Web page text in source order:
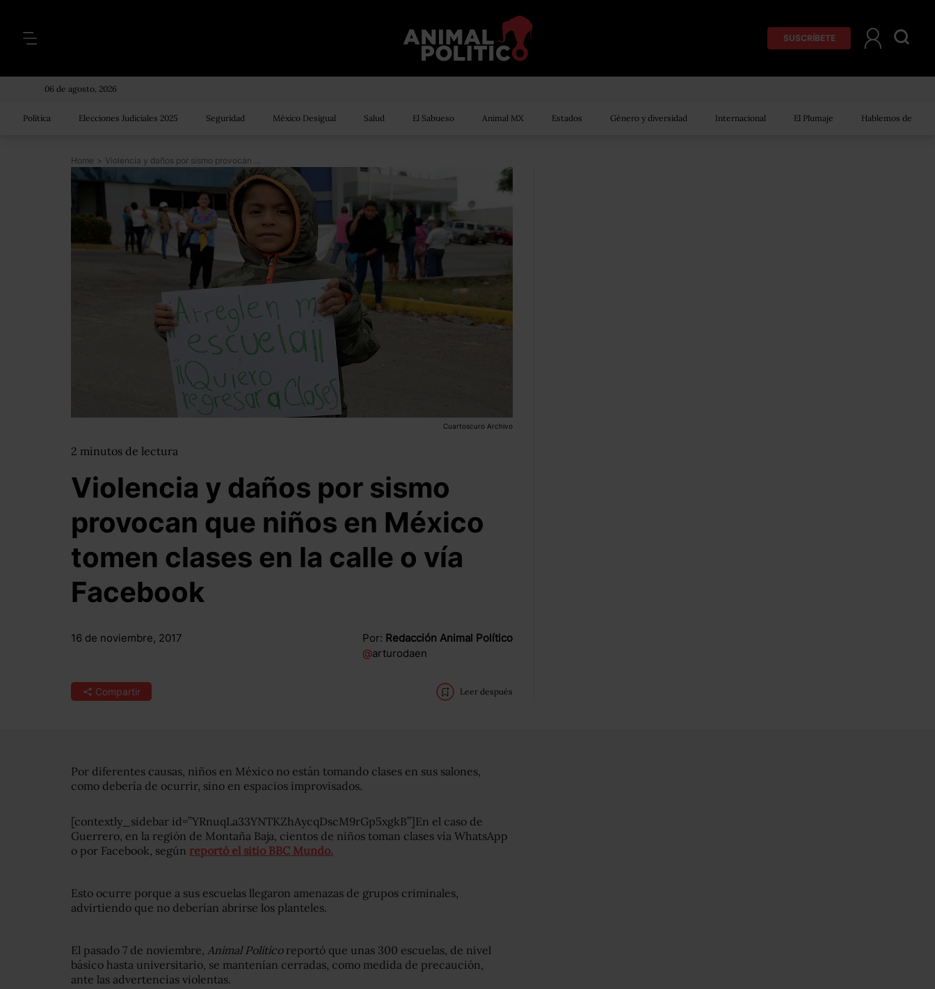
SUSCRÍBETE
06 de agosto, 2026
Política Elecciones Judiciales 2025 Seguridad México Desigual Salud El Sabueso Animal MX Estados Género y diversidad Internacional El Plumaje Hablemos de
Home > Violencia y daños por sismo provocan que niños en México tomen clases en la calle o vía Facebook
Cuartoscuro Archivo
2 minutos de lectura
Violencia y daños por sismo
provocan que niños en México
tomen clases en la calle o vía
Facebook
16 de noviembre, 2017 Por: Redacción Animal Político
@arturodaen
Compartir Leer después
Por diferentes causas, niños en México no están tomando clases en sus salones,
como debería de ocurrir, sino en espacios improvisados.
[contextly_sidebar id=”YRnuqLa33YNTKZhAycqDscM9rGp5xgkB”]En el caso de
Guerrero, en la región de Montaña Baja, cientos de niños toman clases vía WhatsApp
o por Facebook, según reportó el sitio BBC Mundo.
Esto ocurre porque a sus escuelas llegaron amenazas de grupos criminales,
advirtiendo que no deberían abrirse los planteles.
El pasado 7 de noviembre, Animal Políticoreportó que unas 300 escuelas, de nivel
básico hasta universitario, se mantenían cerradas, como medida de precaución,
ante las advertencias violentas.